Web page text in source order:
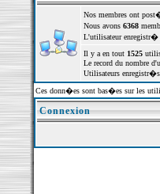
Nos membres ont
Nous avons 6368
L'utilisateur
Il y a en tout 1525
Le record du nombre
Utilisateurs
Ces donn�es sont bas�es sur les
Connexion